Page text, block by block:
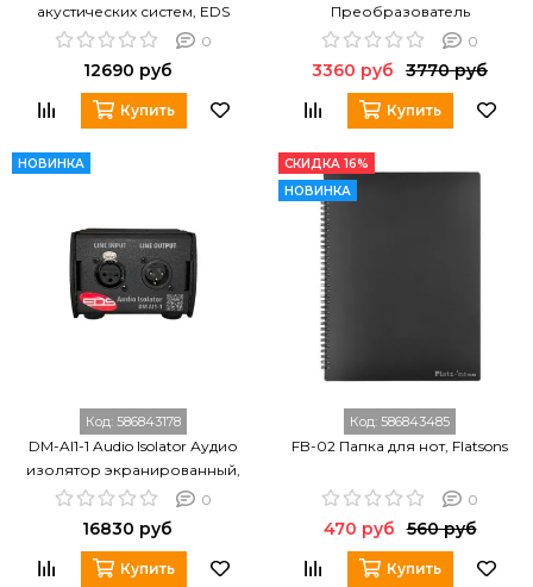
акустических систем, EDS
0
12690 руб
Купить
Преобразователь
акустического сигнала,
пассивный, Alctron
0
3360 руб 3770 руб
Купить
НОВИНКА
Код: 586843178
DM-AI1-1 Audio Isolator Аудио
изолятор экранированный,
EDS
0
16830 руб
Купить
СКИДКА 16%
НОВИНКА
Код: 586843485
FB-02 Папка для нот, Flatsons
0
470 руб 560 руб
Купить